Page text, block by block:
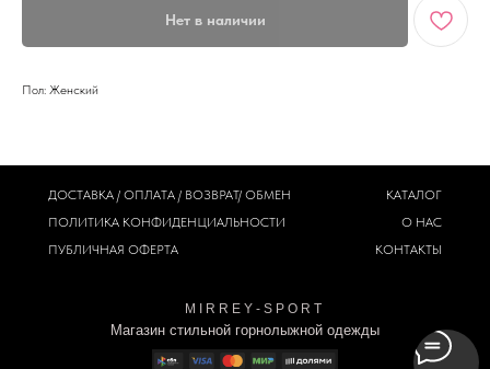
Нет в наличии
Пол: Женский
M I R R E Y - S P O R T
Магазин стильной горнолыжной одежды
ДОСТАВКА / ОПЛАТА / ВОЗВРАТ/ ОБМЕН
ПОЛИТИКА КОНФИДЕНЦИАЛЬНОСТИ
ПУБЛИЧНАЯ ОФЕРТА
КАТАЛОГ
О НАС
КОНТАКТЫ